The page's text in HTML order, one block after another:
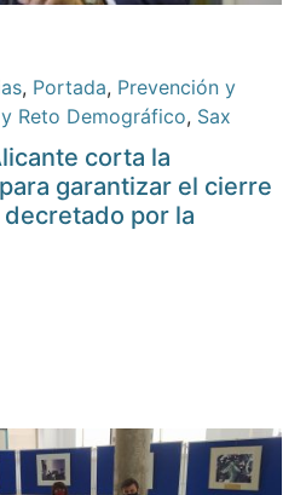
, Portada, Prevención y
Reto Demográfico, Sax
corta la
garantizar el cierre
por la